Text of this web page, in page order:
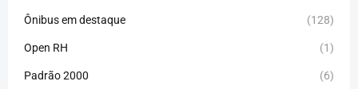
Ônibus em destaque (128)
Open RH (1)
Padrão 2000 (6)